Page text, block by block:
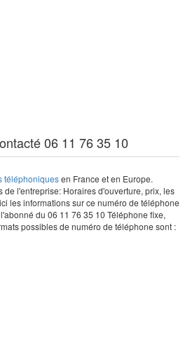
06 11 76 35 10
téléphoniquesen France et en Europe.
de l'entreprise: Horaires d'ouverture, prix, les
les informations sur ce numéro de téléphone
du 06 11 76 35 10 Téléphone fixe,
possibles de numéro de téléphone sont :